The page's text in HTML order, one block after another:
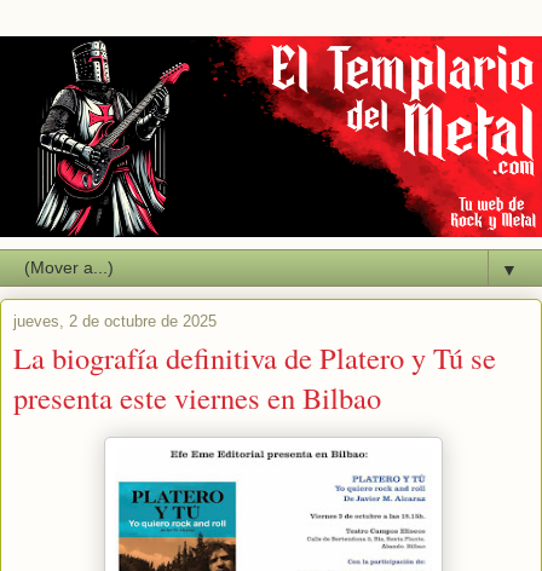
▼
jueves, 2 de octubre de 2025
La biografía definitiva de Platero y Tú se
presenta este viernes en Bilbao